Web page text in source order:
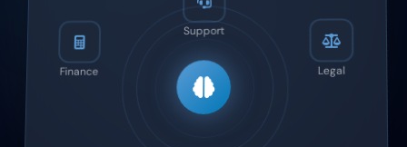
Support
Finance Legal